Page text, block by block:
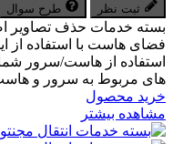
ثبت نظر طرح سوال
بسته خدمات حذف تصاویر
فضای هاست با استفاده از
استفاده از هاست/سرور
های مربوط به سرور و
خرید محصول
مشاهده بیشتر